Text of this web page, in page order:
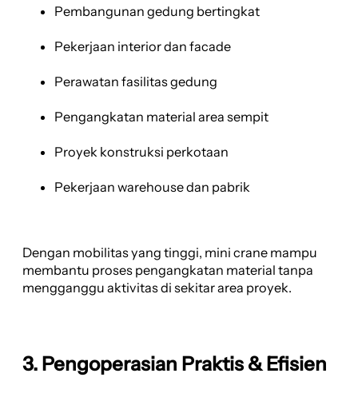
Pembangunan gedung bertingkat
Pekerjaan interior dan facade
Perawatan fasilitas gedung
Pengangkatan material area sempit
Proyek konstruksi perkotaan
Pekerjaan warehouse dan pabrik
Dengan mobilitas yang tinggi, mini crane mampu
membantu proses pengangkatan material tanpa
mengganggu aktivitas di sekitar area proyek.
3. Pengoperasian Praktis & Efisien